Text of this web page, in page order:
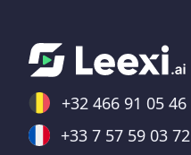
+32 466 91 05 46
+33 7 57 59 03 72